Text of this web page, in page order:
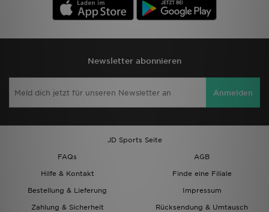
Newsletter abonnieren
Anmelden
JD Sports Seite
FAQs
AGB
Hilfe & Kontakt
Finde eine Filiale
Bestellung & Lieferung
Impressum
Zahlung & Sicherheit
Rücksendung & Umtausch